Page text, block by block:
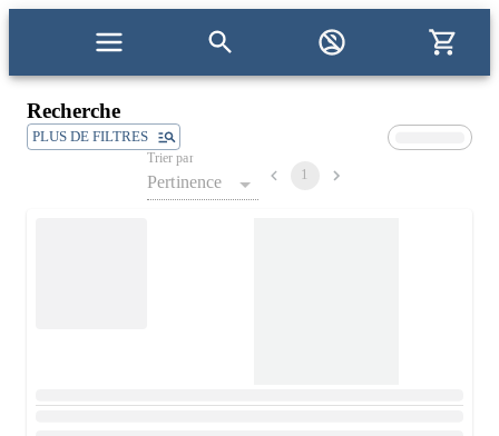
Recherche
PLUS DE FILTRES
Trier par
Pertinence 1